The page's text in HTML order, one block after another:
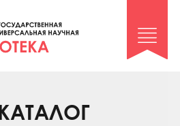
архив»